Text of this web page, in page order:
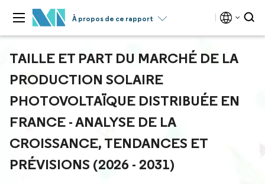
À propos de ce rapport
TAILLE ET PART DU MARCHÉ DE LA
PRODUCTION SOLAIRE
PHOTOVOLTAÏQUE DISTRIBUÉE EN
FRANCE - ANALYSE DE LA
CROISSANCE, TENDANCES ET
PRÉVISIONS (2026 - 2031)